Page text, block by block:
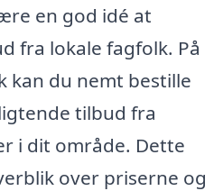
en god idé at
fra lokale fagfolk. På
kan du nemt bestille
tilbud fra
i dit område. Dette
over priserne og